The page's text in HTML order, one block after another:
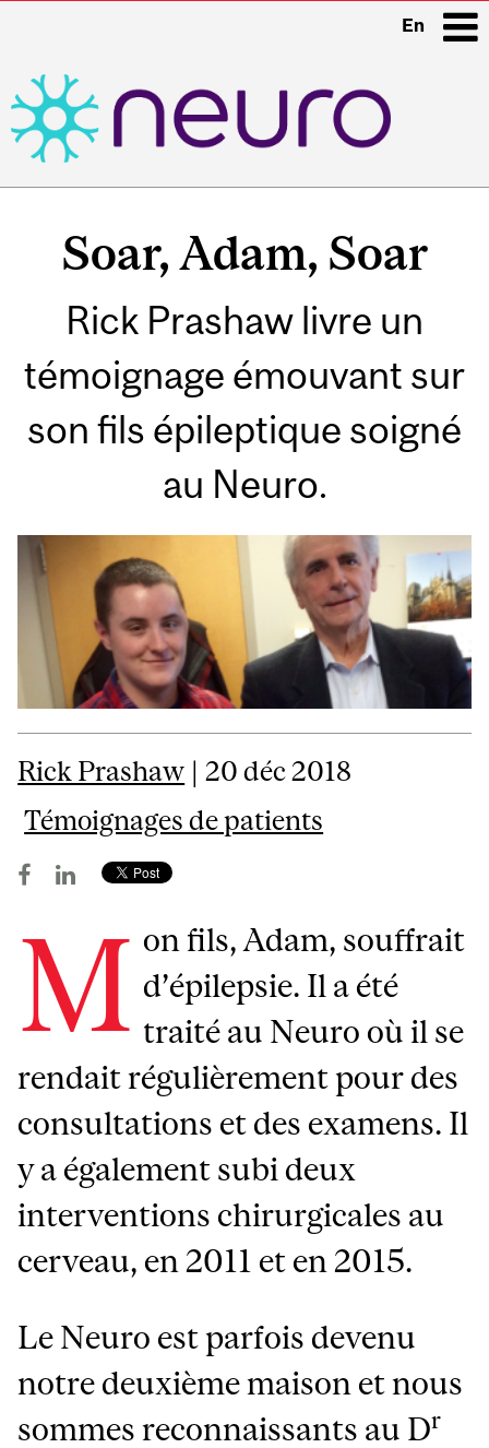
En
Soar, Adam, Soar
Rick Prashaw livre un
témoignage émouvant sur
son fils épileptique soigné
au Neuro.
Rick Prashaw | 20 déc 2018
Témoignages de patients
M on fils, Adam, souffrait
d’épilepsie. Il a été
traité au Neuro où il se
rendait régulièrement pour des
consultations et des examens. Il
y a également subi deux
interventions chirurgicales au
cerveau, en 2011 et en 2015.
Le Neuro est parfois devenu
notre deuxième maison et nous
sommes reconnaissants au Dr